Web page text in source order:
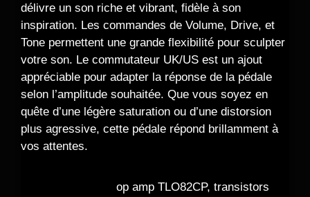
délivre un son riche et vibrant, fidèle à son
inspiration. Les commandes de Volume, Drive, et
Tone permettent une grande flexibilité pour sculpter
votre son. Le commutateur UK/US est un ajout
appréciable pour adapter la réponse de la pédale
selon l’amplitude souhaitée. Que vous soyez en
quête d’une légère saturation ou d’une distorsion
plus agressive, cette pédale répond brillamment à
vos attentes.
op amp TLO82CP, transistors